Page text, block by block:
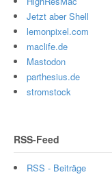
Jetzt aber Shell
lemonpixel.com
maclife.de
Mastodon
parthesius.de
stromstock
RSS-Feed
RSS - Beiträge